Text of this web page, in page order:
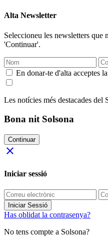
Alta Newsletter
Seleccioneu les newsletters que
'Continuar'.
En donar-te d'alta acceptes la
Les notícies més destacades del
Bona nit Solsona
Continuar
close
Iniciar sessió
Iniciar Sessió
Has oblidat la contrasenya?
No tens compte a Solsona?